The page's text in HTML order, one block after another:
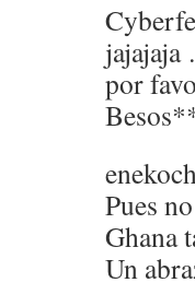
jajajaja
por
Pues
Ghana
Un